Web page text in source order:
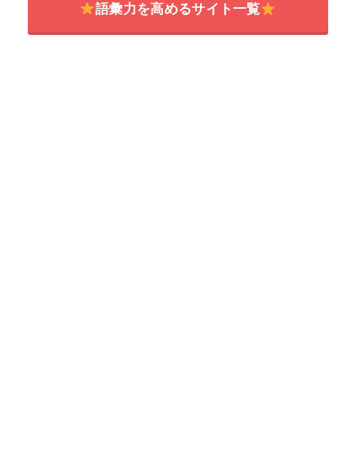
語彙力を高めるサイト一覧